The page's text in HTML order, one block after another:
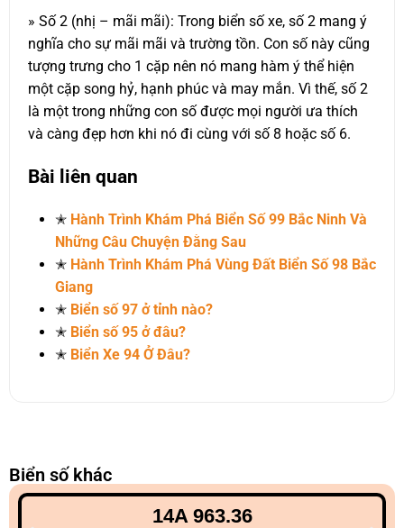
» Số 2 (nhị – mãi mãi): Trong biển số xe, số 2 mang ý
nghĩa cho sự mãi mãi và trường tồn. Con số này cũng
tượng trưng cho 1 cặp nên nó mang hàm ý thể hiện
một cặp song hỷ, hạnh phúc và may mắn. Vì thế, số 2
là một trong những con số được mọi người ưa thích
và càng đẹp hơn khi nó đi cùng với số 8 hoặc số 6.
Bài liên quan
✭ Hành Trình Khám Phá Biển Số 99 Bắc Ninh Và
Những Câu Chuyện Đằng Sau
✭ Hành Trình Khám Phá Vùng Đất Biển Số 98 Bắc
Giang
✭ Biển số 97 ở tỉnh nào?
✭ Biển số 95 ở đâu?
✭ Biển Xe 94 Ở Đâu?
Biển số khác
14A 963.36